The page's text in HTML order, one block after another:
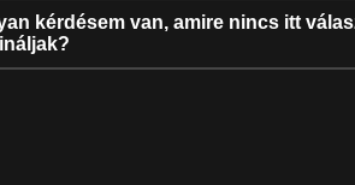
kérdésem van, amire nincs itt